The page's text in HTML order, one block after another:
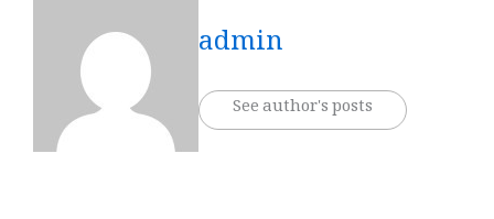
admin
See author's posts